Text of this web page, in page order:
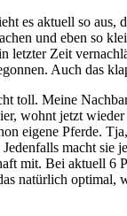
es aktuell so aus,
und eben so
letzter Zeit
Auch das
toll. Meine
wohnt jetzt wieder
eigene Pferde.
macht sie
mit. Bei aktuell 6
natürlich optimal,